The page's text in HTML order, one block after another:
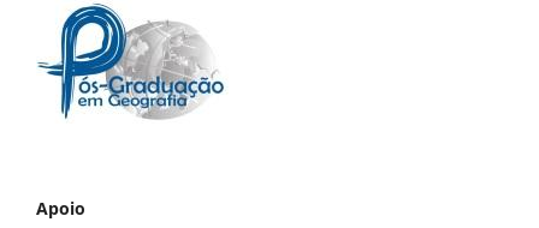
Apoio